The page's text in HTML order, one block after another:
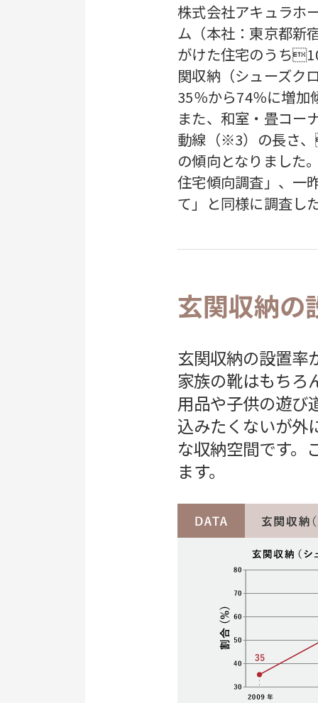
株式会社アキュラホ
ム（本社：東京都新
がけた住宅のうち
関収納（シューズク
35％から74％に増加
また、和室・畳コー
動線（※3）の長さ
の傾向となりました
住宅傾向調査」、一
て」と同様に調査し
玄関収納の
玄関収納の設置率
家族の靴はもちろ
用品や子供の遊び
込みたくないが外
な収納空間です。
ます。